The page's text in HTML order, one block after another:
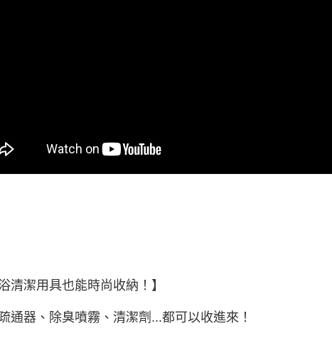
清潔用具也能時尚收納！】
通器、除臭噴霧、清潔劑...都可以收進來！